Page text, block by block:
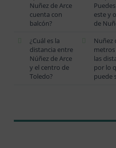
Nuñez de Arce
cuenta con
balcón?
este y
de
¿Cuál es la
distancia entre
Núñez de Arce
y el centro de
Toledo?
Nuñez
metros
las
por lo
puede